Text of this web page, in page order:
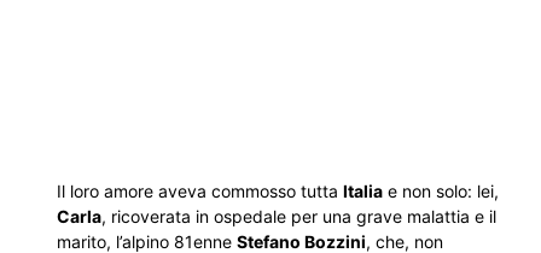
Il loro amore aveva commosso tutta Italia e non solo: lei,
Carla, ricoverata in ospedale per una grave malattia e il
marito, l’alpino 81enne Stefano Bozzini, che, non